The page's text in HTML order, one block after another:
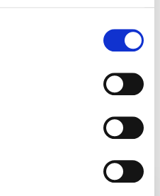
at kommunikere klart og
- især når mediet var
kundeanmeldelser